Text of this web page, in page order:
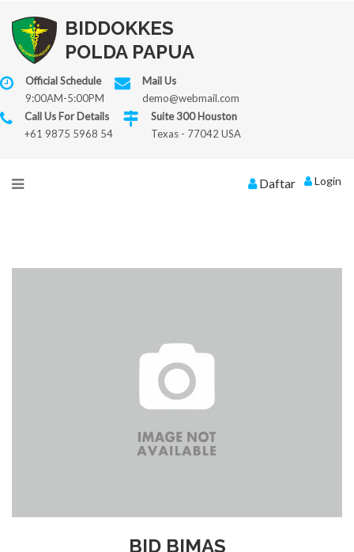
BIDDOKKES
POLDA PAPUA
Official Schedule
9:00AM-5:00PM
Mail Us
demo@webmail.com
Call Us For Details
+61 9875 5968 54
Suite 300 Houston
Texas - 77042 USA
Daftar Login
BID BIMAS